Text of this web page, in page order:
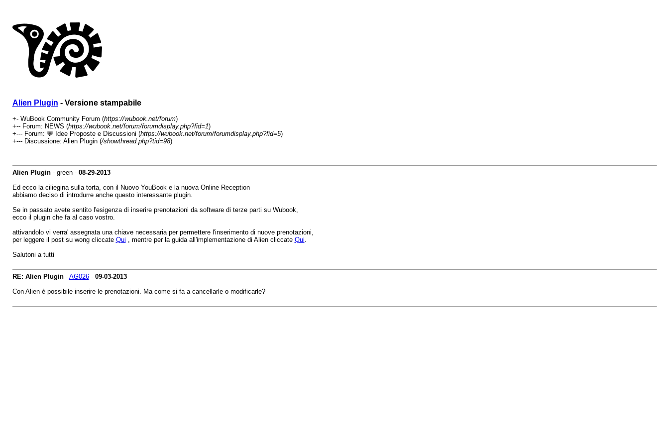
Alien Plugin - Versione stampabile
+- WuBook Community Forum (https://wubook.net/forum)
+-- Forum: NEWS (https://wubook.net/forum/forumdisplay.php?fid=1)
+--- Forum: 💬 Idee Proposte e Discussioni (https://wubook.net/forum/forumdisplay.php?fid=5)
+--- Discussione: Alien Plugin (/showthread.php?tid=98)
Alien Plugin- green - 08-29-2013
Ed ecco la ciliegina sulla torta, con il Nuovo YouBook e la nuova Online Reception
abbiamo deciso di introdurre anche questo interessante plugin.
Se in passato avete sentito l'esigenza di inserire prenotazioni da software di terze parti su Wubook,
ecco il plugin che fa al caso vostro.
attivandolo vi verra' assegnata una chiave necessaria per permettere l'inserimento di nuove prenotazioni,
per leggere il post su wong cliccate Qui , mentre per la guida all'implementazione di Alien cliccate Qui.
Salutoni a tutti
RE: Alien Plugin- AG026- 09-03-2013
Con Alien è possibile inserire le prenotazioni. Ma come si fa a cancellarle o modificarle?